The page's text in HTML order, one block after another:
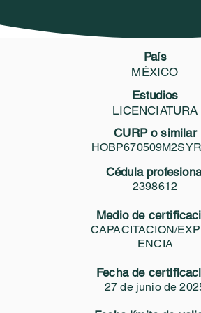
CMXCPF250612
DEL
Compartir
Área de certificación
País
MÉXICO
Estudios
LICENCIATURA
CURP o similar
Cédula
2398612
Medio de
CAPACITACION/
ENCIA
Fecha de
27 de junio de